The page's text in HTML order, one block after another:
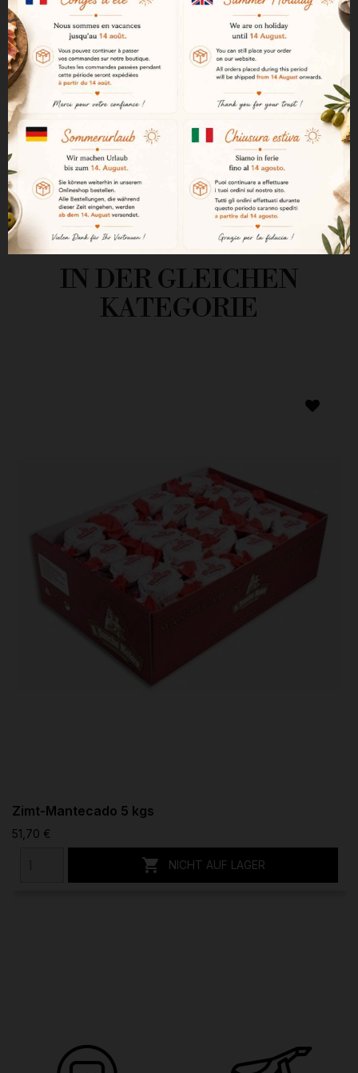
„Rosco de Anis“ ist ein Rousquille
mit Anisgeschmack.
Wir finden dieses Dessertgebäck
auf andalusischen Tischen.
4 kg Karton
IN DER GLEICHEN
KATEGORIE
Zimt-Mantecado 5 kgs
51,70 €
 NICHT AUF LAGER